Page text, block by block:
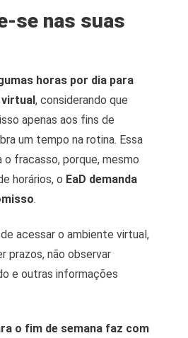
se nas suas
horas por dia para
virtual, considerando que
apenas aos fins de
um tempo na rotina. Essa
o fracasso, porque, mesmo
horários, o EaD demanda
.
acessar o ambiente virtual,
prazos, não observar
e outras informações
o fim de semana faz com